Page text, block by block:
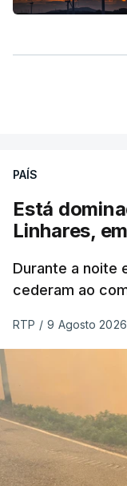
PAÍS
Está
Linhares,
Durante a noite
cederam ao
RTP / 9 Agosto